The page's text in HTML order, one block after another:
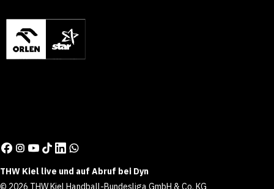
THW Kiel live und auf Abruf bei Dyn
© 2026 THW Kiel Handball-Bundesliga GmbH & Co. KG